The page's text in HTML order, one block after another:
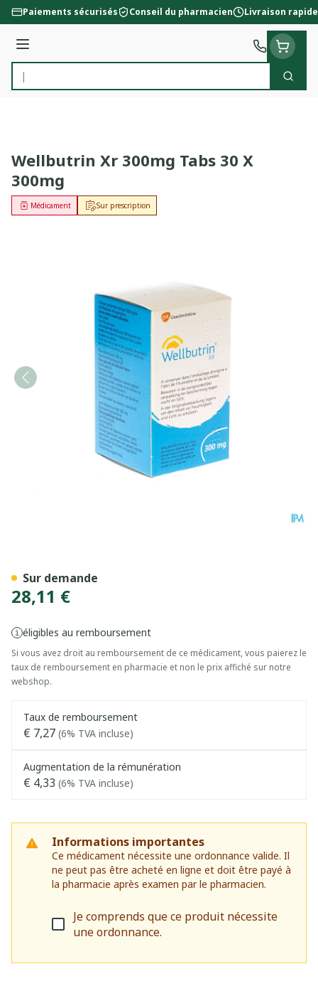
Aller au contenu
Paiements sécurisés Conseil du pharmacien Livraison rapide
Menu
Rechercher
Wellbutrin Xr 300mg Tabs 30 X
300mg
Sur prescription
Médicament
28,11 €
éligibles au remboursement
Si vous avez droit au remboursement de ce médicament, vous paierez le
taux de remboursement en pharmacie et non le prix affiché sur notre
webshop.
Taux de remboursement
€ 7,27 (6% TVA incluse)
Augmentation de la rémunération
€ 4,33 (6% TVA incluse)
Informations importantes
Ce médicament nécessite une ordonnance valide. Il
ne peut pas être acheté en ligne et doit être payé à
la pharmacie après examen par le pharmacien.
Je comprends que ce produit nécessite
une ordonnance.
Sur demande